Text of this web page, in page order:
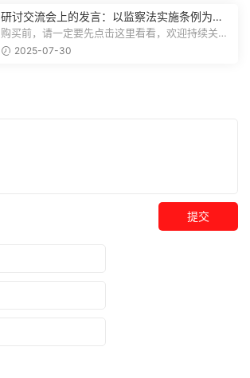
研讨交流会上的发言：以监察法实施条例为纲
推动巡察工作高质量发展
购买前，请一定要先点击这里看看，欢迎持续关
注，精彩模板每天推送预览结束，本文...
2025-07-30
提交